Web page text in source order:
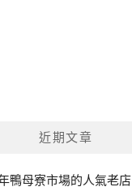
近期文章
鴨母寮市場的人氣老